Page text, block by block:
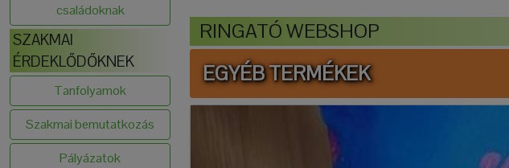
családoknak
SZAKMAI
ÉRDEKLŐDŐKNEK
Tanfolyamok
Szakmai bemutatkozás
Pályázatok
RINGATÓ WEBSHOP
EGYÉB TERMÉKEK